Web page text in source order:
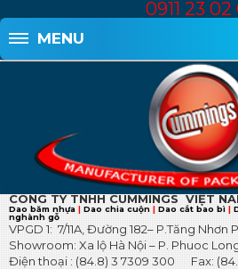
0911 23 02
MENU
THÔNG TIN LIÊN HỆ
CÔNG TY TNHHCUMMINGS VIỆT
Dao băm nhựa | Dao chia cuộn | Dao cắt bao bì |
nghành gỗ
VPGD 1: 7/11A, Đường 182– P.Tăng Nhơn
Showroom: Xa lộ Hà Nội – P. Phuoc
Điện thoại : (84.8) 3 7309 300 Fax: